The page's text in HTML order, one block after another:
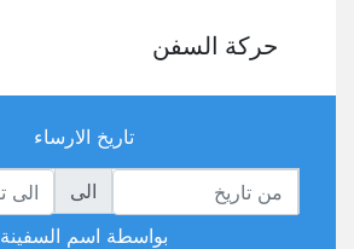
حركة السفن
تاريخ الارساء
الى
بواسطة اسم السفينة